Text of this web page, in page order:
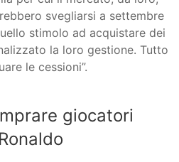
svegliarsi a settembre
stimolo ad acquistare dei
la loro gestione. Tutto
le cessioni”.
giocatori